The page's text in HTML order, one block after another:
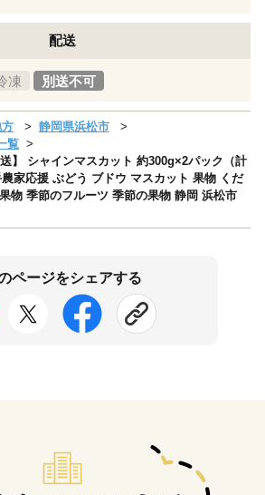
配送
凍 別送不可
静岡県浜松市
覧
送】 シャインマスカット 約300g×2パック（計
家応援 ぶどう ブドウ マスカット 果物 くだ
物 季節のフルーツ 季節の果物 静岡 浜松市
ページをシェアする